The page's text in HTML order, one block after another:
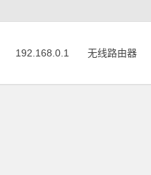
192.168.0.1 无线路由器